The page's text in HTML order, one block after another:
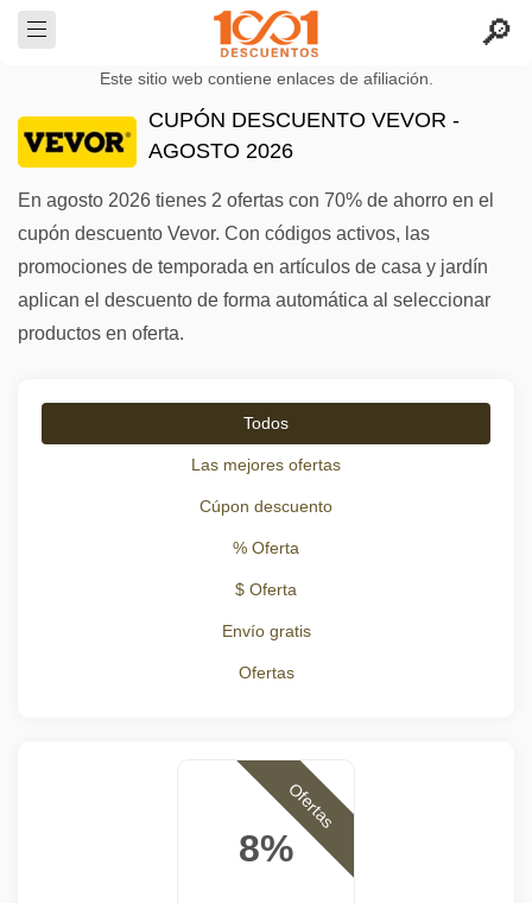
Este sitio web contiene enlaces de afiliación.
CUPÓN DESCUENTO VEVOR -
AGOSTO 2026
En agosto 2026 tienes 2 ofertas con 70% de ahorro en el
cupón descuento Vevor. Con códigos activos, las
promociones de temporada en artículos de casa y jardín
aplican el descuento de forma automática al seleccionar
productos en oferta.
Todos
Las mejores ofertas
Cúpon descuento
% Oferta
$ Oferta
Envío gratis
Ofertas
8%
Ofertas